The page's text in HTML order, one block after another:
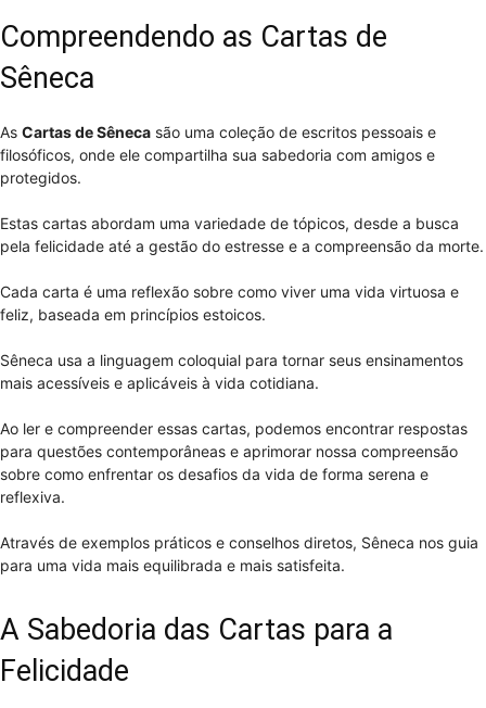
Compreendendo as Cartas de
Sêneca
As Cartas de Sêneca são uma coleção de escritos pessoais e
filosóficos, onde ele compartilha sua sabedoria com amigos e
protegidos.
Estas cartas abordam uma variedade de tópicos, desde a busca
pela felicidade até a gestão do estresse e a compreensão da morte.
Cada carta é uma reflexão sobre como viver uma vida virtuosa e
feliz, baseada em princípios estoicos.
Sêneca usa a linguagem coloquial para tornar seus ensinamentos
mais acessíveis e aplicáveis à vida cotidiana.
Ao ler e compreender essas cartas, podemos encontrar respostas
para questões contemporâneas e aprimorar nossa compreensão
sobre como enfrentar os desafios da vida de forma serena e
reflexiva.
Através de exemplos práticos e conselhos diretos, Sêneca nos guia
para uma vida mais equilibrada e mais satisfeita.
A Sabedoria das Cartas para a
Felicidade